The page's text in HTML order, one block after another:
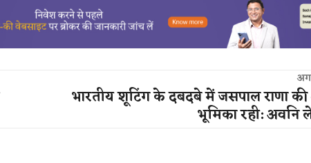
भारतीय शूटिंग के दबदबे में जसपाल राणा
भूमिका रही: अवनि